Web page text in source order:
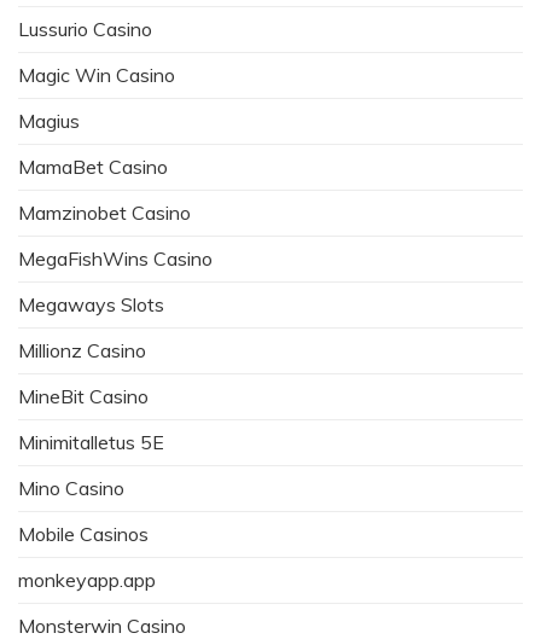
Lussurio Casino
Magic Win Casino
Magius
MamaBet Casino
Mamzinobet Casino
MegaFishWins Casino
Megaways Slots
Millionz Casino
MineBit Casino
Minimitalletus 5E
Mino Casino
Mobile Casinos
monkeyapp.app
Monsterwin Casino